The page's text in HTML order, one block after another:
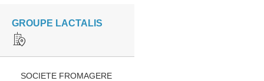
GROUPE LACTALIS
SOCIETE FROMAGERE